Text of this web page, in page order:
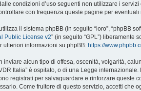
condizioni d’uso seguenti non utilizzare i
con frequenza queste pagine per
il sistema phpBB (in seguito “loro”, “phpBB
Public License v2” (in seguito “GPL”) liberamente
ulteriori informazioni su phpBB: https://
inviare alcun tipo di offesa, oscenità, volgarità,
Italia” è ospitato, o di una Legge
registrati per salvaguardare e rinforzare queste
Come fruitore di questo servizio, accetti che